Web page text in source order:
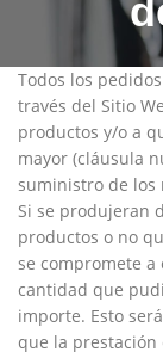
Todos los
través del Sitio
productos y/o a
mayor (cláusula
suministro de los
Si se produjeran
productos o no
se compromete
cantidad que
importe. Esto
que la